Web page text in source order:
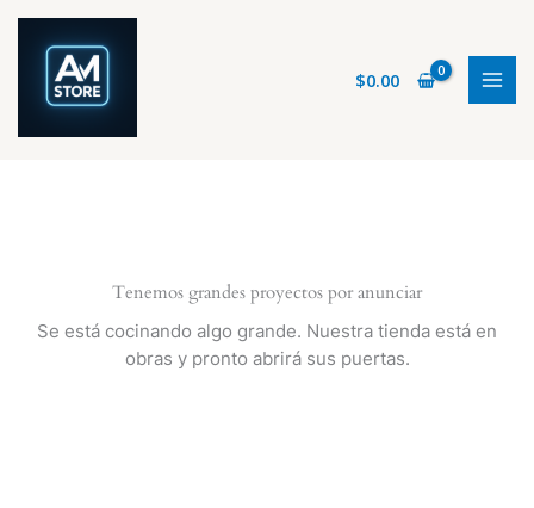
contenido
$0.00
Tenemos grandes proyectos por anunciar
Se está cocinando algo grande. Nuestra tienda está en
obras y pronto abrirá sus puertas.